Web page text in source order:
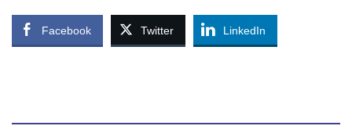
Facebook Twitter LinkedIn